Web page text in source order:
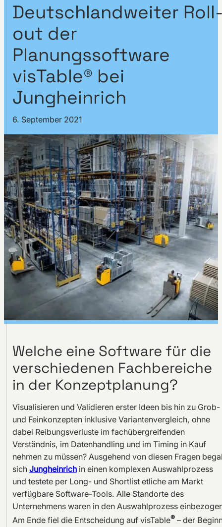
Deutschlandweiter
out der
Planungssoftware
visTable® bei
Jungheinrich
6. September 2021
Welche eine Software für die
verschiedenen Fachbereiche
in der Konzeptplanung?
Visualisieren und Validieren erster Ideen bis hin zu Grob-
und Feinkonzepten inklusive Variantenvergleich, ohne
dabei Reibungsverluste im fachübergreifenden
Verständnis, im Datenhandling und im Timing in Kauf
nehmen zu müssen? Ausgehend von diesen Fragen
sich Jungheinrichin einen komplexen Auswahlprozess
und testete per Long- und Shortlist etliche am Markt
verfügbare Software-Tools. Alle Standorte des
Unternehmens waren in den Auswahlprozess
Am Ende fiel die Entscheidung auf visTable®– der